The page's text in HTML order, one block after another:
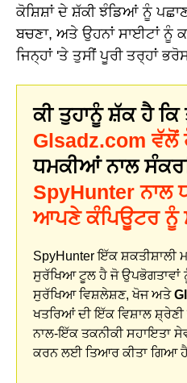
ਕੋਸ਼ਿਸ਼ਾਂ ਦੇ ਸ਼ੱਕੀ ਝੰਡਿਆਂ ਨੂੰ
ਬਚਣਾ, ਅਤੇ ਉਹਨਾਂ ਸਾਈਟਾਂ ਨੂੰ
ਜਿਨ੍ਹਾਂ 'ਤੇ ਤੁਸੀਂ ਪੂਰੀ ਤਰ੍ਹਾਂ
ਕੀ ਤੁਹਾਨੂੰ ਸ਼ੱਕ ਹੈ ਕਿ
Glsadz.com ਵੱਲੋਂ
ਧਮਕੀਆਂ ਨਾਲ
SpyHunter
ਆਪਣੇ ਕੰਪਿਊਟਰ ਨੂੰ
SpyHunter ਇੱਕ
ਸੁਰੱਖਿਆ ਟੂਲ ਹੈ ਜੋ ਉਪਭੋਗਤਾਵਾਂ
ਸੁਰੱਖਿਆ ਵਿਸ਼ਲੇਸ਼ਣ, ਖੋਜ ਅਤੇ
ਖਤਰਿਆਂ ਦੀ ਇੱਕ ਵਿਸ਼ਾਲ
ਨਾਲ-ਇੱਕ ਤਕਨੀਕੀ ਸਹਾਇਤਾ
ਕਰਨ ਲਈ ਤਿਆਰ ਕੀਤਾ ਗਿਆ